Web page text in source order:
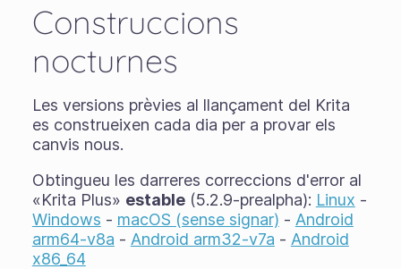
Construccions
nocturnes
Les versions prèvies al llançament del Krita
es construeixen cada dia per a provar els
canvis nous.
Obtingueu les darreres correccions d'error al
«Krita Plus» estable(5.2.9-prealpha): Linux -
Windows - macOS (sense signar) - Android
arm64-v8a - Android arm32-v7a - Android
x86_64